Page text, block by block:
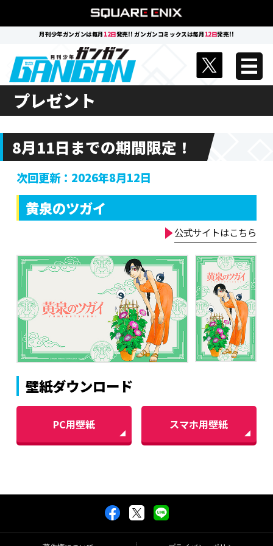
月刊少年ガンガンは毎月 12日発売!! ガンガンコミックスは毎月 12日発売!!
プレゼント
8月11日までの期間限定！
次回更新：2026年8月12日
黄泉のツガイ
公式サイトはこちら
壁紙ダウンロード
PC用壁紙 スマホ用壁紙